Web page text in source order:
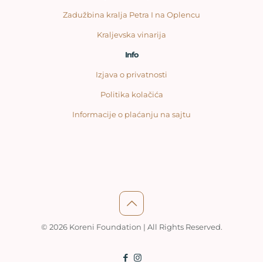
Zadužbina kralja Petra I na Oplencu
Kraljevska vinarija
Info
Izjava o privatnosti
Politika kolačića
Informacije o plaćanju na sajtu
© 2026 Koreni Foundation | All Rights Reserved.